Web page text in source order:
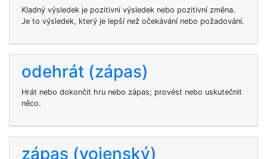
Kladný výsledek je pozitivní výsledek nebo pozitivní změna.
Je to výsledek, který je lepší než očekávání nebo požadování.
odehrát (zápas)
Hrát nebo dokončit hru nebo zápas; provést nebo uskutečnit
něco.
zápas (vojenský)